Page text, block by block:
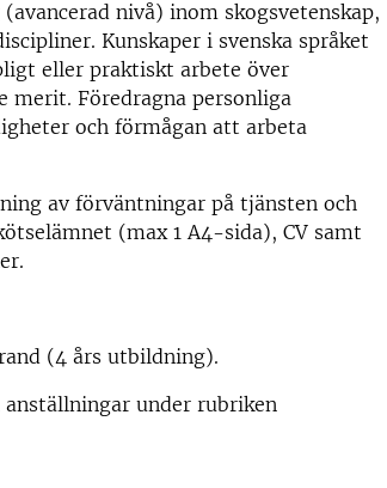
nivå) inom skogsvetenskap,
Kunskaper i svenska språket
eller praktiskt arbete över
merit. Föredragna personliga
och förmågan att arbeta
av förväntningar på tjänsten och
(max 1 A4-sida), CV samt
(4 års utbildning).
anställningar under rubriken